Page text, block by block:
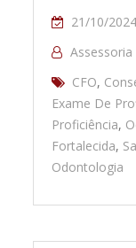
21/10/2024
CFO,
Exame De
Proficiência,
Fortalecida,
Odontologia